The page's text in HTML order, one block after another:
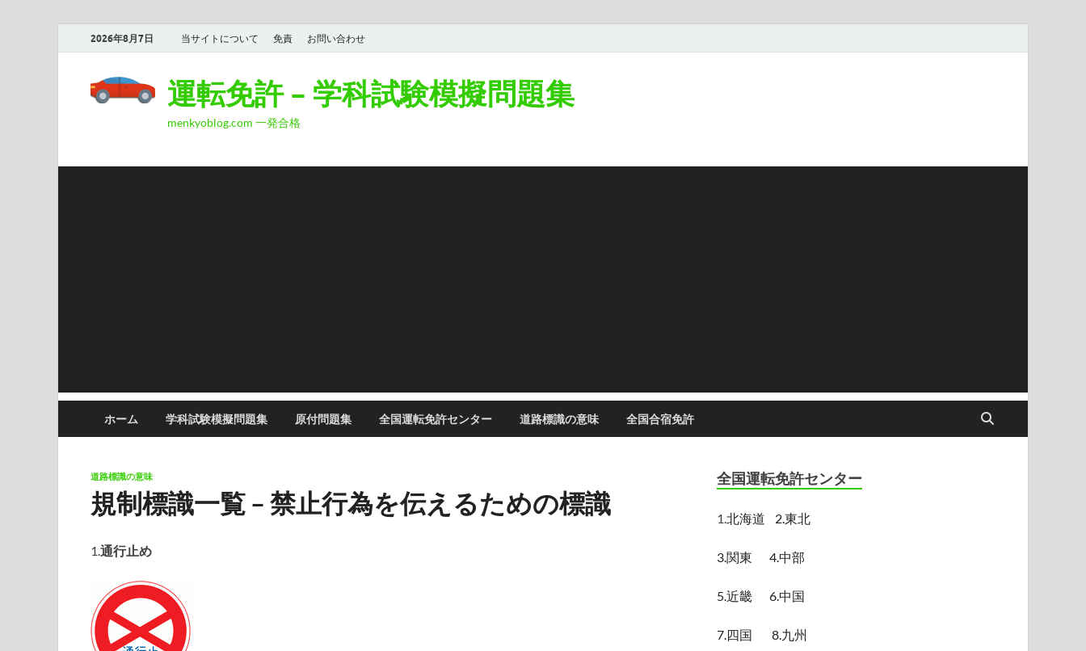
2026年8月7日 当サイトについて 免責 お問い合わせ
運転免許 – 学科試験模擬問題集
menkyoblog.com 一発合格
ホーム 学科試験模擬問題集 原付問題集 全国運転免許センター 道路標識の意味 全国合宿免許
道路標識の意味
規制標識一覧 – 禁止行為を伝えるための標識
1.通行止め
全国運転免許センター
1.北海道 2.東北
3.関東 4.中部
5.近畿 6.中国
7.四国 8.九州